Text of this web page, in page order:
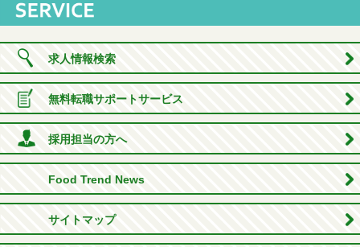
求人情報検索
無料転職サポートサービス
採用担当の方へ
Food Trend News
サイトマップ